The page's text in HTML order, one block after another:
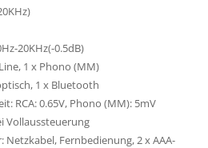
20KHz(-0.5dB)
1 x Phono (MM)
1 x Bluetooth
RCA: 0.65V, Phono (MM): 5mV
Vollaussteuerung
Fernbedienung, 2 x AAA-